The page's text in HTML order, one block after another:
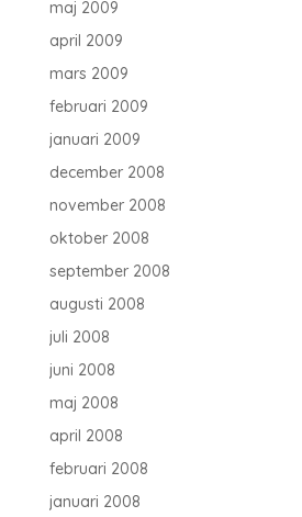
maj 2009
april 2009
mars 2009
februari 2009
januari 2009
december 2008
november 2008
oktober 2008
september 2008
augusti 2008
juli 2008
juni 2008
maj 2008
april 2008
februari 2008
januari 2008